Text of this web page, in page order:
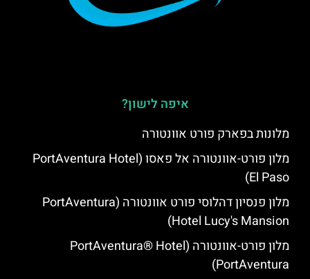
איפה לישון?
מלונות בפארק פורט אוונטורה
מלון פורט-אוונטורה אל פאסו (PortAventura Hotel
El Paso)
מלון פנסיון דהלוסי פורט אוונטורה (PortAventura
Hotel Lucy's Mansion‬)
מלון פורט-אוונטורה (PortAventura® Hotel
PortAventura)